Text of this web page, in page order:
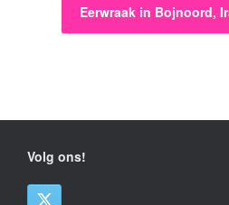
Eerwraak in Bojnoord,
Volg ons!